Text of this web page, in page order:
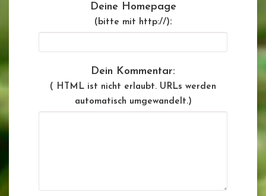
Deine Homepage
(bitte mit http://):
Dein Kommentar:
( HTML ist nicht erlaubt. URLs werden
automatisch umgewandelt.)